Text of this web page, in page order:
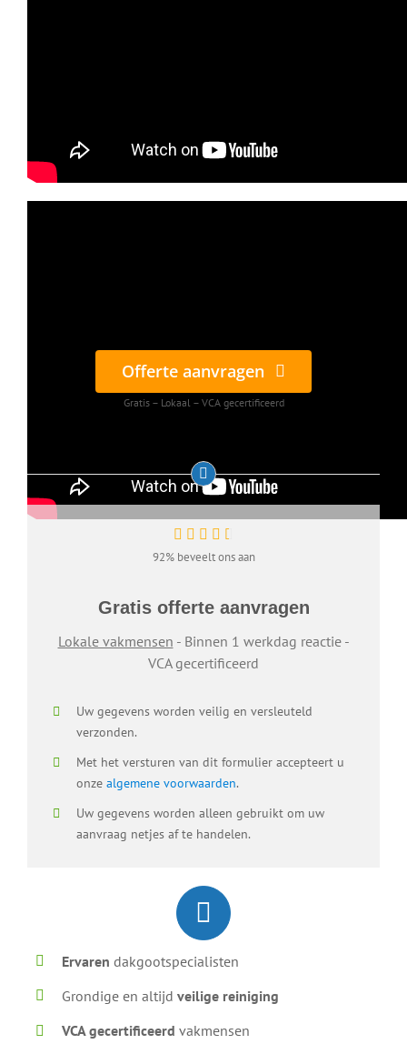
Offerte aanvragen
Gratis – Lokaal – VCA gecertificeerd
92% beveelt ons aan
Gratis offerte aanvragen
Lokale vakmensen - Binnen 1 werkdag reactie -
VCA gecertificeerd
Uw gegevens worden veilig en versleuteld
verzonden.
Met het versturen van dit formulier accepteert u
onze algemene voorwaarden.
Uw gegevens worden alleen gebruikt om uw
aanvraag netjes af te handelen.
Ervaren dakgootspecialisten
Grondige en altijdveilige reiniging
VCA gecertificeerdvakmensen